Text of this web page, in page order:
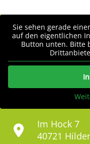
Sie sehen gerade
auf den eigentlichen
Button unten. Bitte
Im Hock 7
40721